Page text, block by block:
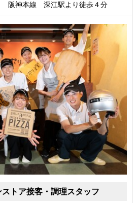
阪神本線 深江駅より徒歩４分
トア接客・調理スタッフ